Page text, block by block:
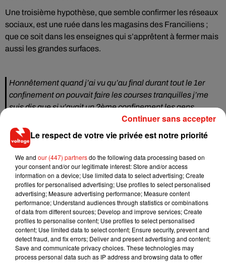
Une troisième hypothèse, que semble confirmer les réseaux
sociaux, est une ruée dans les magasins des Franciliens ;
que ce soit dans les enseignes qui s’apprêtent à fermer mais
aussi les grandes surfaces.
Honnêtement quand j’ai vu qu’au final durant tout le 1er
confinement on pouvait faire les courses tranquilles j’me
suis dis que si y’avait un 2ème confinement les gens
allaient se calmer sur leur achats mais bon, on sur-estisme
le peuple et puis...
https://t.co/Caa5NJoDBI
Confinement : risque de pénurie alimentaire ? Je confirme
:
1/ les consommateurs depuis une semaine se jettent à
nouveau sur les pâtes (+30%) et le papier WC (+20%).
2/ pas de panique, il y a du stock partout.
Ne rejouons pas mars 2020 !#COVID19france
#confinement2
— Michel-Edouard Leclerc (@Leclerc_MEL)October 27,
Le respect de votre vie privée est notre priorité
We and our (447) partnersdo the following data processing based on
your consent and/or our legitimate interest: Store and/or access
information on a device; Use limited data to select advertising; Create
profiles for personalised advertising; Use profiles to select personalised
advertising; Measure advertising performance; Measure content
performance; Understand audiences through statistics or combinations
of data from different sources; Develop and improve services; Create
profiles to personalise content; Use profiles to select personalised
content; Use limited data to select content; Ensure security, prevent and
detect fraud, and fix errors; Deliver and present advertising and content;
Save and communicate privacy choices. These technologies may
process personal data such as IP address and browsing data to offer
Continuer sans accepter